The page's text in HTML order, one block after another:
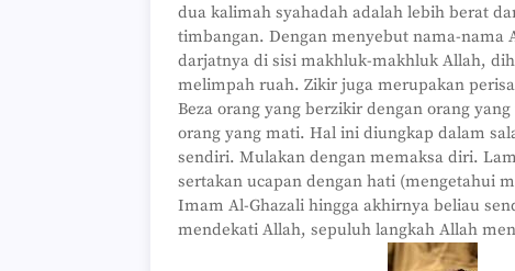
dua kalimah syahadah adalah lebih berat
timbangan. Dengan menyebut nama-nama
darjatnya di sisi makhluk-makhluk Allah,
melimpah ruah. Zikir juga merupakan
Beza orang yang berzikir dengan orang
orang yang mati. Hal ini diungkap dalam
sendiri. Mulakan dengan memaksa diri.
sertakan ucapan dengan hati (mengetahui
Imam Al-Ghazali hingga akhirnya beliau
mendekati Allah, sepuluh langkah Allah